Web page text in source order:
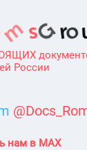
России
нам в MAX